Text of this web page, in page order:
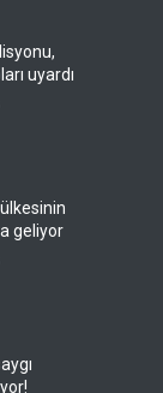
uyardı
geliyor